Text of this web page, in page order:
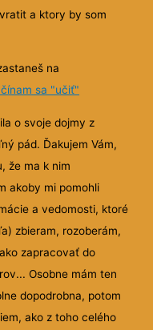
a ktory by som
na
sa "učiť"
o svoje dojmy z
pád. Ďakujem Vám,
že ma k nim
akoby mi pomohli
a vedomosti, ktoré
zbieram, rozoberám,
zapracovať do
Osobne mám ten
dopodrobna, potom
ako z toho celého